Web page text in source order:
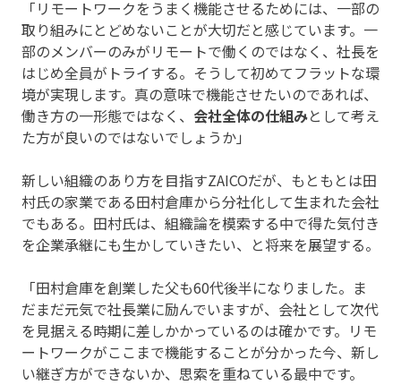
「リモートワークをうまく機能させるためには、一部の
取り組みにとどめないことが大切だと感じています。一
部のメンバーのみがリモートで働くのではなく、社長を
はじめ全員がトライする。そうして初めてフラットな環
境が実現します。真の意味で機能させたいのであれば、
働き方の一形態ではなく、 会社全体の仕組みとして考え
た方が良いのではないでしょうか」
新しい組織のあり方を目指すZAICOだが、もともとは田
村氏の家業である田村倉庫から分社化して生まれた会社
でもある。田村氏は、組織論を模索する中で得た気付き
を企業承継にも生かしていきたい、と将来を展望する。
「田村倉庫を創業した父も60代後半になりました。ま
だまだ元気で社長業に励んでいますが、会社として次代
を見据える時期に差しかかっているのは確かです。リモ
ートワークがここまで機能することが分かった今、新し
い継ぎ方ができないか、思索を重ねている最中です。